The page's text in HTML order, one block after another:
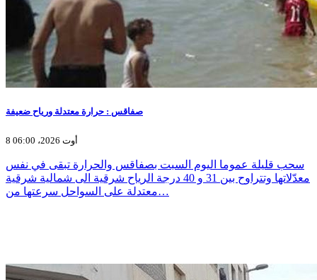
صفاقس : حرارة معتدلة ورياح ضعيفة
8 أوت 2026، 06:00
سحب قليلة عموما اليوم السبت بصفاقس والحرارة تبقى في نفس
معدّلاتها وتتراوح بين 31 و 40 درجة الرياح شرقية الى شمالية شرقية
معتدلة على السواحل سرعتها من…